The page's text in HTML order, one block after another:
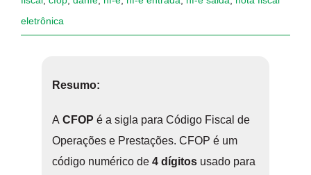
eletrônica
Resumo:
A CFOP é a sigla para Código Fiscal de
Operações e Prestações. CFOP é um
código numérico de 4 dígitos usado para